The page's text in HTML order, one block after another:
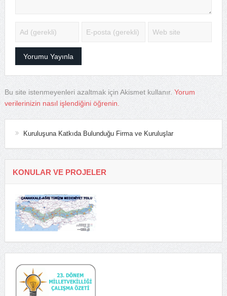
Bu site istenmeyenleri azaltmak için Akismet kullanır. Yorum
verilerinizin nasıl işlendiğini öğrenin.
Kuruluşuna Katkıda Bulunduğu Firma ve Kuruluşlar
KONULAR VE PROJELER